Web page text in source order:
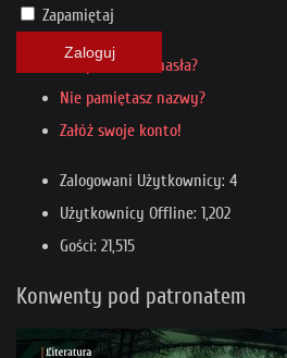
Zapamiętaj
Zaloguj
Nie pamiętasz hasła?
Nie pamiętasz nazwy?
Załóż swoje konto!
Zalogowani Użytkownicy: 4
Użytkownicy Offline: 1,202
Gości: 21,515
Konwenty pod patronatem